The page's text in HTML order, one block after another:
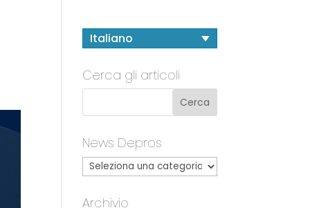
Italiano
Cerca gli articoli
News Depros
Archivio